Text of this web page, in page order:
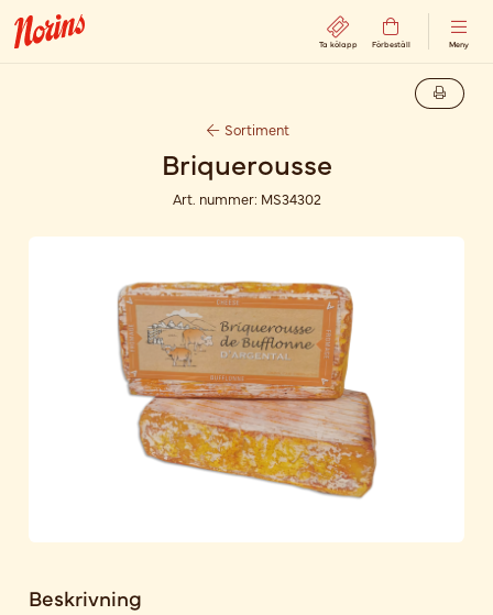
Ta kölapp Förbeställ Meny
Sortiment
Briquerousse
Art. nummer: MS34302
Beskrivning